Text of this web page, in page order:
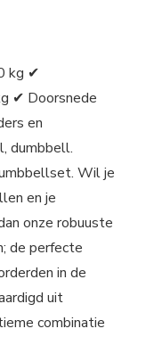
kg ✔
✔ Doorsnede
en
dumbbell.
Wil je
en je
onze robuuste
de perfecte
in de
uit
combinatie